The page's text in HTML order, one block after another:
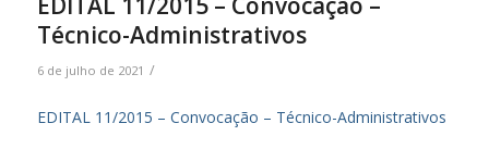
Técnico-Administrativos
6 de julho de 2021 /
EDITAL 11/2015 – Convocação – Técnico-Administrativos